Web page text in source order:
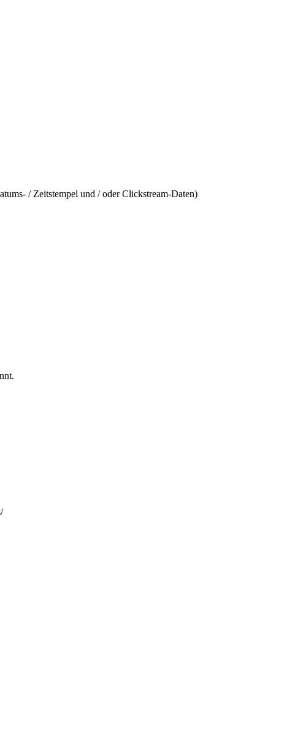
/ Zeitstempel und / oder Clickstream-Daten)